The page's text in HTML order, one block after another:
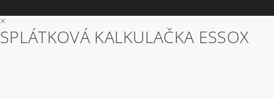
×
SPLÁTKOVÁ KALKULAČKA ESSOX